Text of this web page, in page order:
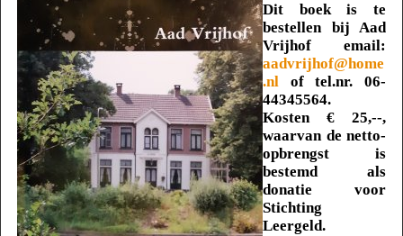
Dit boek is te
bestellen bij Aad
Vrijhof email:
aadvrijhof@home
.nlof tel.nr. 06-
44345564.
Kosten € 25,--,
waarvan de netto-
opbrengst is
bestemd als
donatie voor
Stichting
Leergeld.